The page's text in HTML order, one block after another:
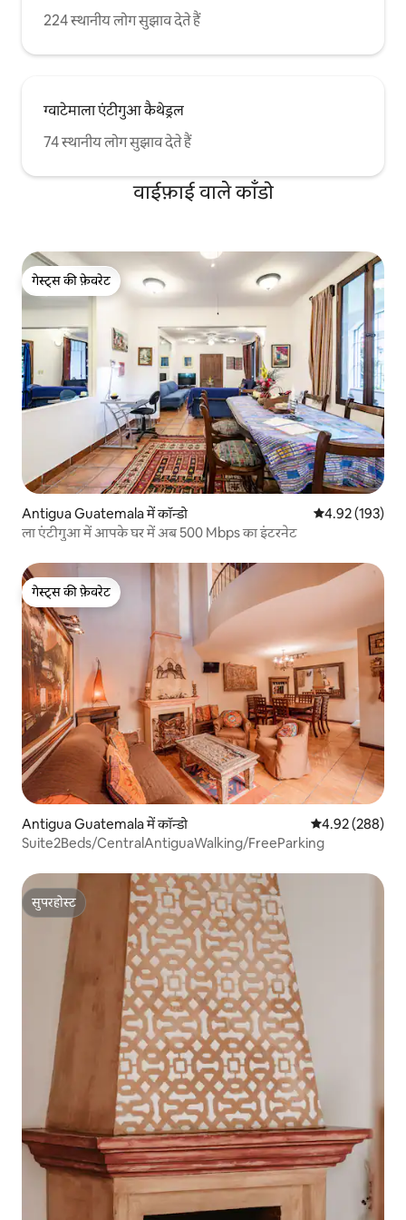
224 स्थानीय लोग सुझाव देते हैं
ग्वाटेमाला एंटीगुआ कैथेड्रल
74 स्थानीय लोग सुझाव देते हैं
वाईफ़ाई वाले काँडो
गेस्ट्स की फ़ेवरेट
गेस्ट्स की फ़ेवरेट
Antigua Guatemala में कॉन्डो औसत रेटिंग 5 में से
4.92 (193)
ला एंटीगुआ में आपके घर में अब 500 Mbps का इंटरनेट
गेस्ट्स की फ़ेवरेट
गेस्ट्स की फ़ेवरेट
Antigua Guatemala में कॉन्डो औसत रेटिंग 5 में से
4.92 (288)
Suite2Beds/CentralAntiguaWalking/FreeParking
सुपरहोस्ट
सुपरहोस्ट